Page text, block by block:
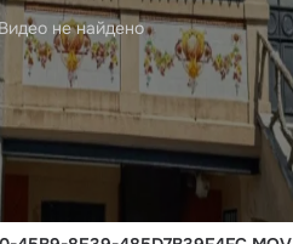
Видео не найдено